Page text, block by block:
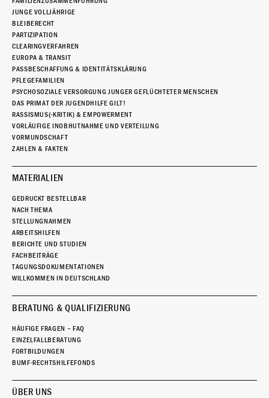
JUNGE VOLLJÄHRIGE
BLEIBERECHT
PARTIZIPATION
CLEARINGVERFAHREN
EUROPA & TRANSIT
PASSBESCHAFFUNG & IDENTITÄTSKLÄRUNG
PFLEGEFAMILIEN
PSYCHOSOZIALE VERSORGUNG JUNGER GEFLÜCHTETER MENSCHEN
DAS PRIMAT DER JUGENDHILFE GILT!
RASSISMUS(-KRITIK) & EMPOWERMENT
VORLÄUFIGE INOBHUTNAHME UND VERTEILUNG
VORMUNDSCHAFT
ZAHLEN & FAKTEN
MATERIALIEN
GEDRUCKT BESTELLBAR
NACH THEMA
STELLUNGNAHMEN
ARBEITSHILFEN
BERICHTE UND STUDIEN
FACHBEITRÄGE
TAGUNGSDOKUMENTATIONEN
WILLKOMMEN IN DEUTSCHLAND
BERATUNG & QUALIFIZIERUNG
HÄUFIGE FRAGEN – FAQ
EINZELFALLBERATUNG
FORTBILDUNGEN
BUMF-RECHTSHILFEFONDS
ÜBER UNS